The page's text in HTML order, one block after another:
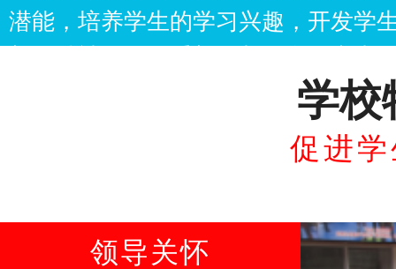
潜能，培养学生的学习兴趣，开发学
学校
促进
领导关怀